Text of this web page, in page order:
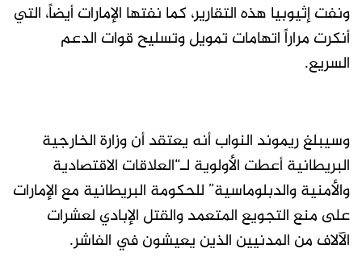
ونفت إثيوبيا هذه التقارير، كما نفتها الإمارات أيضاً، التي
أنكرت مراراً اتهامات تمويل وتسليح قوات الدعم
السريع.
وسيبلغ ريموند النواب أنه يعتقد أن وزارة الخارجية
البريطانية أعطت الأولوية لـ“العلاقات الاقتصادية
والأمنية والدبلوماسية” للحكومة البريطانية مع الإمارات
على منع التجويع المتعمد والقتل الإبادي لعشرات
الآلاف من المدنيين الذين يعيشون في الفاشر.